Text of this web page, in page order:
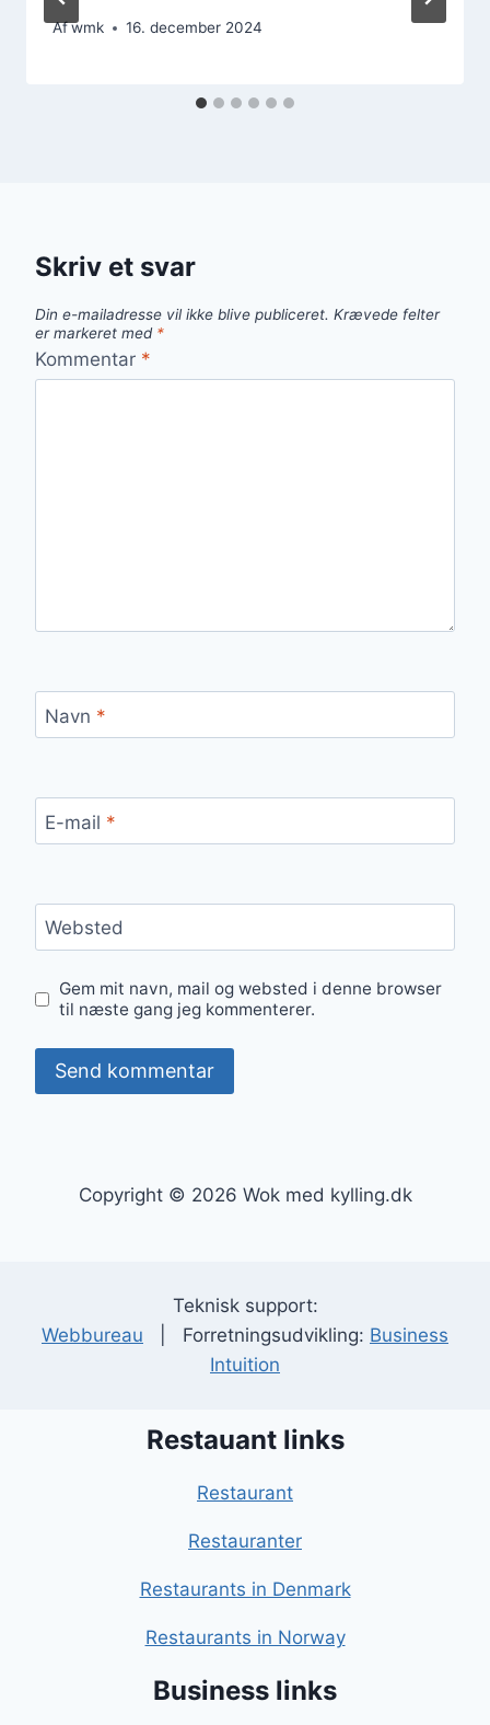
Afwmk 16. december 2024
Skriv et svar
Din e-mailadresse vil ikke blive publiceret. Krævede felter
er markeret med *
Kommentar *
Navn *
E-mail *
Websted
Gem mit navn, mail og websted i denne browser
til næste gang jeg kommenterer.
Copyright © 2026 Wok med kylling.dk
Teknisk support:
Webbureau | Forretningsudvikling: Business
Intuition
Restauant links
Restaurant
Restauranter
Restaurants in Denmark
Restaurants in Norway
Business links